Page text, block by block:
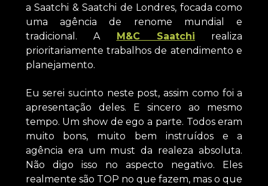
a Saatchi & Saatchi de Londres, focada como
uma agência de renome mundial e
tradicional. A
M&C Saatchi realiza
prioritariamente trabalhos de atendimento e
planejamento.
Eu serei sucinto neste post, assim como foi a
apresentação deles. E sincero ao mesmo
tempo. Um show de ego a parte. Todos eram
muito bons, muito bem instruídos e a
agência era um must da realeza absoluta.
Não digo isso no aspecto negativo. Eles
realmente são TOP no que fazem, mas o que